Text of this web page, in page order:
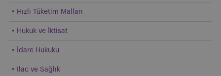
Hızlı Tüketim Malları
Hukuk ve İktisat
İdare Hukuku
Ilac ve Sağlık